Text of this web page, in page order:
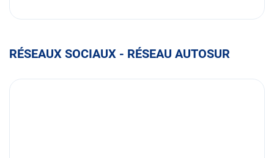
RÉSEAUX SOCIAUX - RÉSEAU AUTOSUR